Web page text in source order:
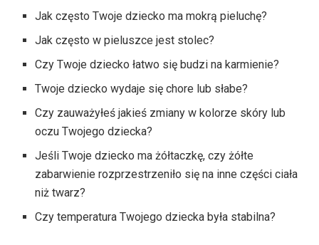
Jak często Twoje dziecko ma mokrą pieluchę?
Jak często w pieluszce jest stolec?
Czy Twoje dziecko łatwo się budzi na karmienie?
Twoje dziecko wydaje się chore lub słabe?
Czy zauważyłeś jakieś zmiany w kolorze skóry lub
oczu Twojego dziecka?
Jeśli Twoje dziecko ma żółtaczkę, czy żółte
zabarwienie rozprzestrzeniło się na inne części ciała
niż twarz?
Czy temperatura Twojego dziecka była stabilna?